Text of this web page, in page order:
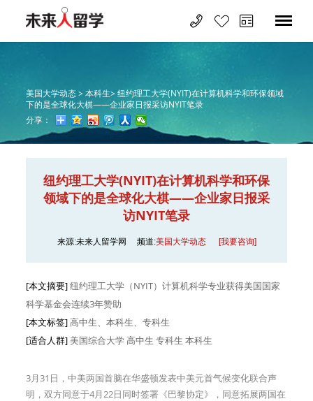
美国大学动态 >本科生>纽约理工大学(NYIT)在计算机科学和环保领域
下的是全球化大棋——企业家日报采访NYIT笔录
分享：
纽约理工大学(NYIT)在计算机科学和环保
领域下的是全球化大棋——企业家日报采
访NYIT笔录
来源:未来人留学网 频道:美国大学动态 [我要咨询]
[本文摘要]纽约理工大学（NYIT）计算机科学专业获得美国国家
科学基金会连续3年赞助
[本文标签]高中生、本科生、专科生
[适合人群] 美国综合大学高中生 专科生 本科生
3月31日，中美两国首脑在华盛顿发表中美元首气候变化联合声
明，双方同意于4月22日同时签署《巴黎协定》，同意拓展两国在